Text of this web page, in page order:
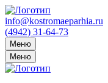
info@kostromaeparhia.ru
(4942) 31-64-73
Меню
Меню